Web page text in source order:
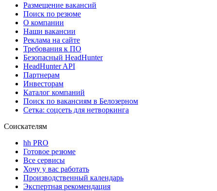
Размещение вакансий
Поиск по резюме
О компании
Наши вакансии
Реклама на сайте
Требования к ПО
Безопасный HeadHunter
HeadHunter API
Партнерам
Инвесторам
Каталог компаний
Поиск по вакансиям в Белозерном
Сетка: соцсеть для нетворкинга
Соискателям
hh PRO
Готовое резюме
Все сервисы
Хочу у вас работать
Производственный календарь
Экспертная рекомендация